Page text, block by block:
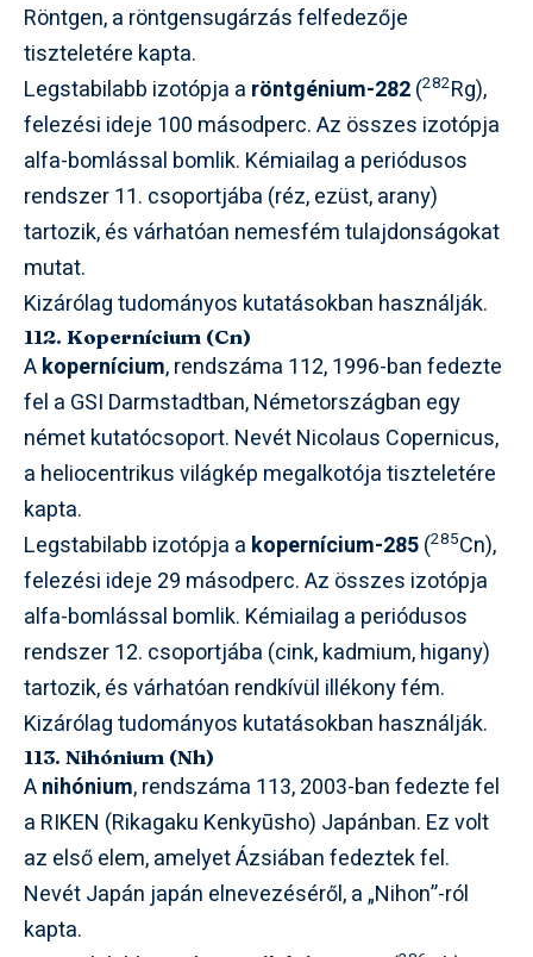
Röntgen, a röntgensugárzás felfedezője
tiszteletére kapta.
Legstabilabb izotópja a röntgénium-282(282Rg),
felezési ideje 100 másodperc. Az összes izotópja
alfa-bomlással bomlik. Kémiailag a periódusos
rendszer 11. csoportjába (réz, ezüst, arany)
tartozik, és várhatóan nemesfém tulajdonságokat
mutat.
Kizárólag tudományos kutatásokban használják.
112. Kopernícium (Cn)
Akopernícium, rendszáma 112, 1996-ban fedezte
fel a GSI Darmstadtban, Németországban egy
német kutatócsoport. Nevét Nicolaus Copernicus,
a heliocentrikus világkép megalkotója tiszteletére
kapta.
Legstabilabb izotópja a kopernícium-285(285Cn),
felezési ideje 29 másodperc. Az összes izotópja
alfa-bomlással bomlik. Kémiailag a periódusos
rendszer 12. csoportjába (cink, kadmium, higany)
tartozik, és várhatóan rendkívül illékony fém.
Kizárólag tudományos kutatásokban használják.
113. Nihónium (Nh)
Anihónium, rendszáma 113, 2003-ban fedezte fel
a RIKEN (Rikagaku Kenkyūsho) Japánban. Ez volt
az első elem, amelyet Ázsiában fedeztek fel.
Nevét Japán japán elnevezéséről, a „Nihon”-ról
kapta.